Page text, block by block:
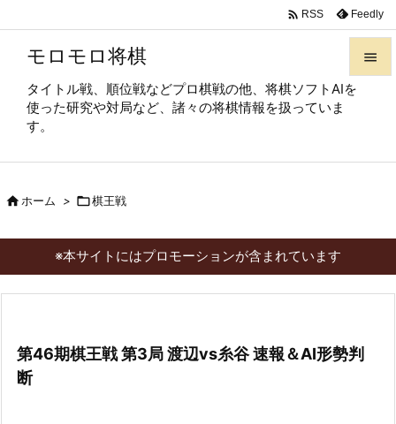
モロモロ将棋
タイトル戦、順位戦などプロ棋戦の他、将棋ソフトAIを
使った研究や対局など、諸々の将棋情報を扱っていま
す。

サイド

検索
 RSS Feedly
ホーム > 棋王戦
※本サイトにはプロモーションが含まれています
第46期棋王戦 第3局 渡辺vs糸谷 速報＆AI形勢判
断